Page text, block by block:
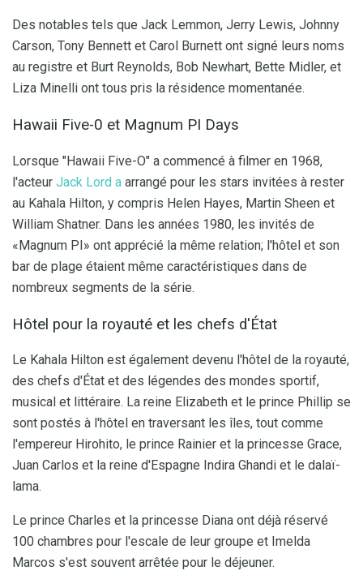
Des notables tels que Jack Lemmon, Jerry Lewis, Johnny
Carson, Tony Bennett et Carol Burnett ont signé leurs noms
au registre et Burt Reynolds, Bob Newhart, Bette Midler, et
Liza Minelli ont tous pris la résidence momentanée.
Hawaii Five-0 et Magnum PI Days
Lorsque "Hawaii Five-O" a commencé à filmer en 1968,
l'acteur Jack Lord a arrangé pour les stars invitées à rester
au Kahala Hilton, y compris Helen Hayes, Martin Sheen et
William Shatner. Dans les années 1980, les invités de
«Magnum PI» ont apprécié la même relation; l'hôtel et son
bar de plage étaient même caractéristiques dans de
nombreux segments de la série.
Hôtel pour la royauté et les chefs d'État
Le Kahala Hilton est également devenu l'hôtel de la royauté,
des chefs d'État et des légendes des mondes sportif,
musical et littéraire. La reine Elizabeth et le prince Phillip se
sont postés à l'hôtel en traversant les îles, tout comme
l'empereur Hirohito, le prince Rainier et la princesse Grace,
Juan Carlos et la reine d'Espagne Indira Ghandi et le dalaï-
lama.
Le prince Charles et la princesse Diana ont déjà réservé
100 chambres pour l'escale de leur groupe et Imelda
Marcos s'est souvent arrêtée pour le déjeuner.